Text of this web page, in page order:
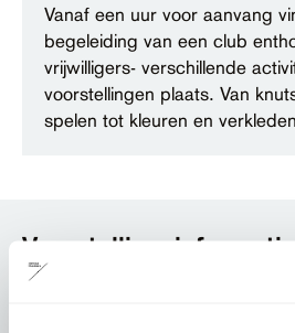
Vanaf een uur voor aanvang
begeleiding van een club
vrijwilligers- verschillende
voorstellingen plaats. Van
spelen tot kleuren en
Voorstellingsinformatie